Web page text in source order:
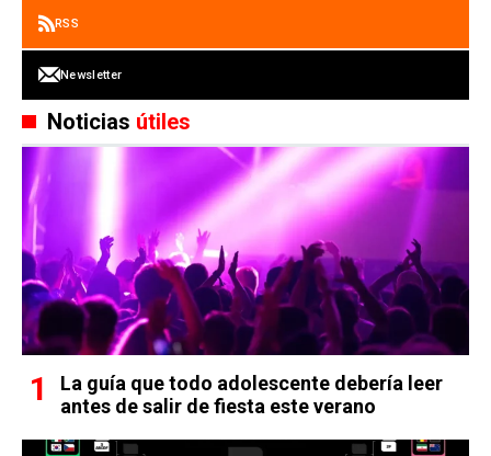
RSS
Newsletter
Noticias útiles
La guía que todo adolescente debería leer
antes de salir de fiesta este verano